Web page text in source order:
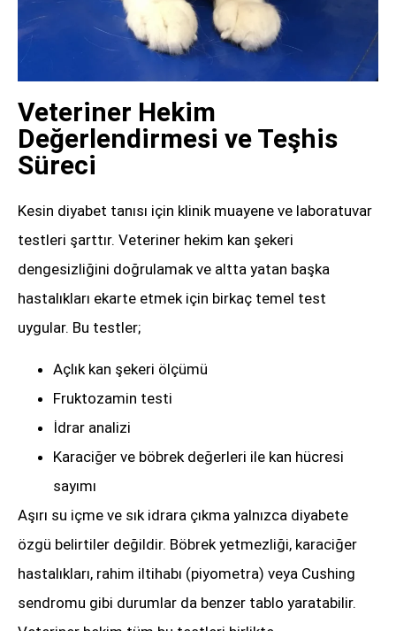
Veteriner Hekim
Değerlendirmesi ve Teşhis
Süreci
Kesin diyabet tanısı için klinik muayene ve laboratuvar
testleri şarttır. Veteriner hekim kan şekeri
dengesizliğini doğrulamak ve altta yatan başka
hastalıkları ekarte etmek için birkaç temel test
uygular. Bu testler;
Açlık kan şekeri ölçümü
Fruktozamin testi
İdrar analizi
Karaciğer ve böbrek değerleri ile kan hücresi
sayımı
Aşırı su içme ve sık idrara çıkma yalnızca diyabete
özgü belirtiler değildir. Böbrek yetmezliği, karaciğer
hastalıkları, rahim iltihabı (piyometra) veya Cushing
sendromu gibi durumlar da benzer tablo yaratabilir.